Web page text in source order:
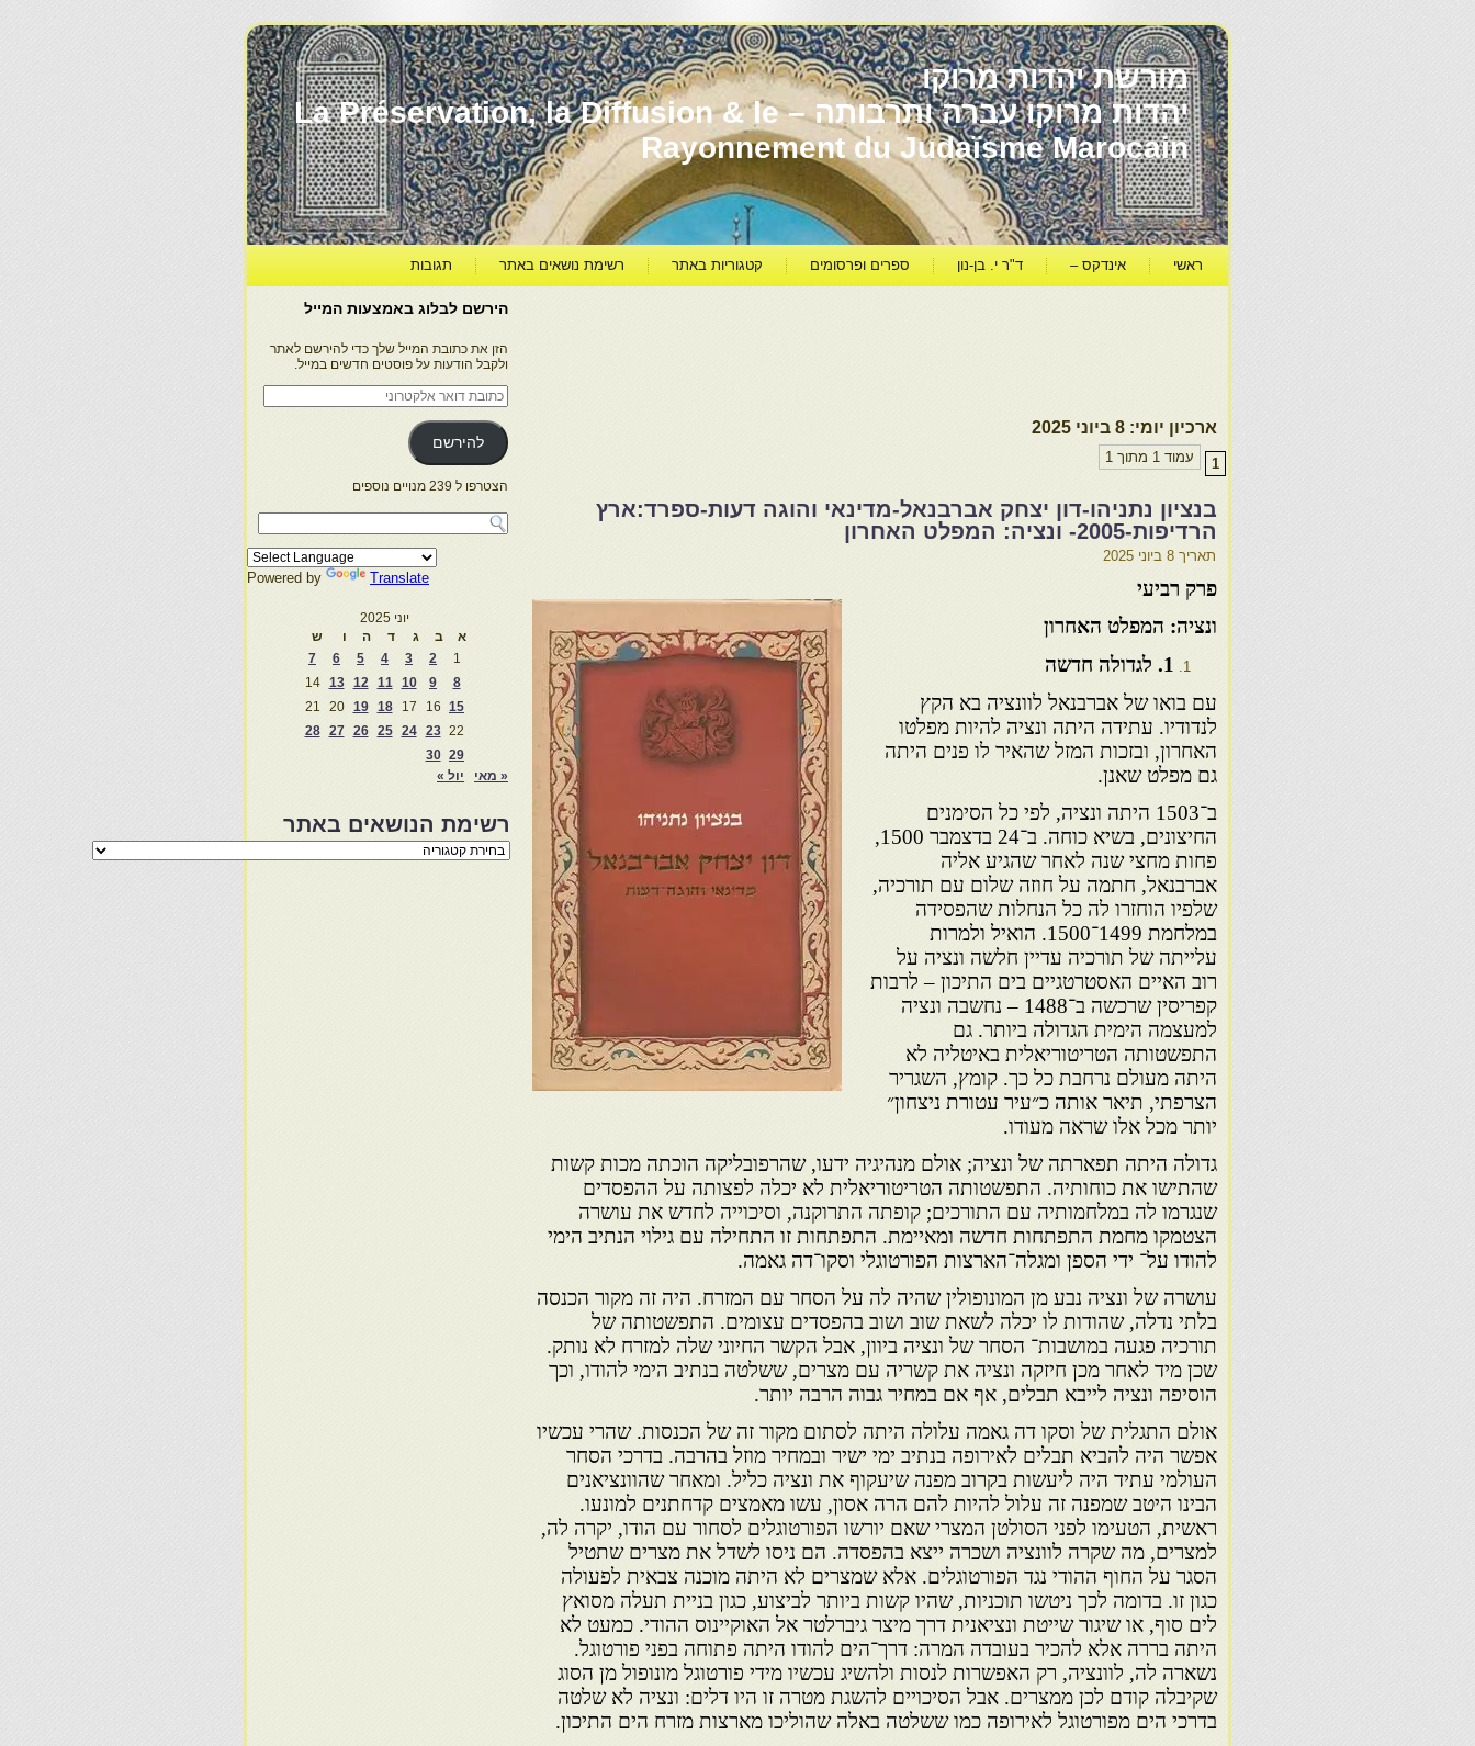
מורשת יהדות מרוקו
יהדות מרוקו עברה ותרבותה – La Préservation, la Diffusion & le
Rayonnement du Judaïsme Marocain
ראשי אינדקס – ד"ר י. בן-נון ספרים ופרסומים קטגוריות באתר רשימת נושאים באתר תגובות
ארכיון יומי: 8 ביוני 2025
עמוד 1 מתוך 1 1
בנציון נתניהו-דון יצחק אברבנאל-מדינאי והוגה דעות-ספרד:ארץ
הרדיפות-2005- ונציה: המפלט האחרון
תאריך 8 ביוני 2025
פרק רביעי
ונציה: המפלט האחרון
1. לגדולה חדשה
עם בואו של אברבנאל לוונציה בא הקץ
לנדודיו. עתידה היתה ונציה להיות מפלטו
האחרון, ובזכות המזל שהאיר לו פנים היתה
גם מפלט שאנן.
ב־1503 היתה ונציה, לפי כל הסימנים
החיצונים, בשיא כוחה. ב־24 בדצמבר 1500,
פחות מחצי שנה לאחר שהגיע אליה
אברבנאל, חתמה על חוזה שלום עם תורכיה,
שלפיו הוחזרו לה כל הנחלות שהפסידה
במלחמת 1499־1500. הואיל ולמרות
עלייתה של תורכיה עדיין חלשה ונציה על
רוב האיים האסטרטגיים בים התיכון – לרבות
קפריסין שרכשה ב־1488 – נחשבה ונציה
למעצמה הימית הגדולה ביותר. גם
התפשטותה הטריטוריאלית באיטליה לא
היתה מעולם נרחבת כל כך. קומץ, השגריר
הצרפתי, תיאר אותה כ״עיר עטורת ניצחון״
יותר מכל אלו שראה מעודו.
גדולה היתה תפארתה של ונציה; אולם מנהיגיה ידעו, שהרפובליקה הוכתה מכות קשות
שהתישו את כוחותיה. התפשטותה הטריטוריאלית לא יכלה לפצותה על ההפסדים
שנגרמו לה במלחמותיה עם התורכים; קופתה התרוקנה, וסיכוייה לחדש את עושרה
הצטמקו מחמת התפתחות חדשה ומאיימת. התפתחות זו התחילה עם גילוי הנתיב הימי
להודו על־ ידי הספן ומגלה־הארצות הפורטוגלי וסקו־דה גאמה.
עושרה של ונציה נבע מן המונופולין שהיה לה על הסחר עם המזרח. היה זה מקור הכנסה
בלתי נדלה, שהודות לו יכלה לשאת שוב ושוב בהפסדים עצומים. התפשטותה של
תורכיה פגעה במושבות־ הסחר של ונציה ביוון, אבל הקשר החיוני שלה למזרח לא נותק.
שכן מיד לאחר מכן חיזקה ונציה את קשריה עם מצרים, ששלטה בנתיב הימי להודו, וכך
הוסיפה ונציה לייבא תבלים, אף אם במחיר גבוה הרבה יותר.
אולם התגלית של וסקו דה גאמה עלולה היתה לסתום מקור זה של הכנסות. שהרי עכשיו
אפשר היה להביא תבלים לאירופה בנתיב ימי ישיר ובמחיר מוזל בהרבה. בדרכי הסחר
העולמי עתיד היה ליעשות בקרוב מפנה שיעקוף את ונציה כליל. ומאחר שהוונציאנים
הבינו היטב שמפנה זה עלול להיות להם הרה אסון, עשו מאמצים קדחתנים למונעו.
ראשית, הטעימו לפני הסולטן המצרי שאם יורשו הפורטוגלים לסחור עם הודו, יקרה לה,
למצרים, מה שקרה לוונציה ושכרה ייצא בהפסדה. הם ניסו לשדל את מצרים שתטיל
הסגר על החוף ההודי נגד הפורטוגלים. אלא שמצרים לא היתה מוכנה צבאית לפעולה
כגון זו. בדומה לכך ניטשו תוכניות, שהיו קשות ביותר לביצוע, כגון בניית תעלה מסואץ
לים סוף, או שיגור שייטת ונציאנית דרך מיצר גיברלטר אל האוקיינוס ההודי. כמעט לא
היתה בררה אלא להכיר בעובדה המרה: דרך־הים להודו היתה פתוחה בפני פורטוגל.
נשארה לה, לוונציה, רק האפשרות לנסות ולהשיג עכשיו מידי פורטוגל מונופול מן הסוג
שקיבלה קודם לכן ממצרים. אבל הסיכויים להשגת מטרה זו היו דלים: ונציה לא שלטה
בדרכי הים מפורטוגל לאירופה כמו ששלטה באלה שהוליכו מארצות מזרח הים התיכון.
הירשם לבלוג באמצעות המייל
הזן את כתובת המייל שלך כדי להירשם לאתר
ולקבל הודעות על פוסטים חדשים במייל.
כתובת
דואר
אלקטרוני
להירשם
הצטרפו ל 239 מנויים נוספים
Powered by Translate
יוני 2025
א
ב ג ד ה ו
ש
1
2
3
4
5
6
7
8
9
10
11
12
13
14
15
16
17
18
19
20
21
22
23
24
25
26
27
28
29
30
« מאי
יול »
רשימת הנושאים באתר
רשימת
הנושאים